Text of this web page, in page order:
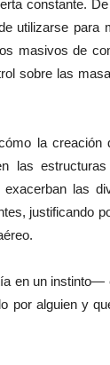
constante.
utilizarse para
masivos de
sobre las
la creación
las
las
justificando
en un instinto—
por alguien y